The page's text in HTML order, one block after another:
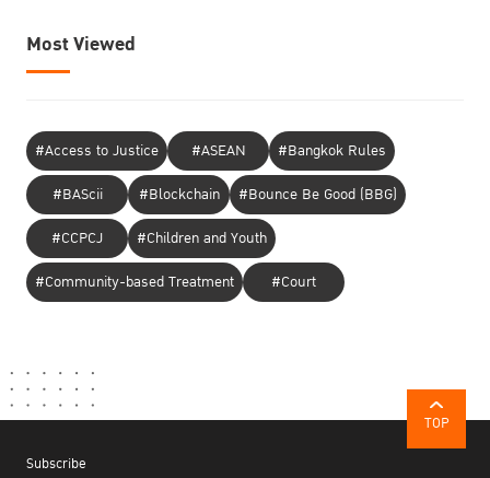
Most Viewed
#Access to Justice #ASEAN
#Bangkok Rules
#BAScii
#Blockchain
#Bounce Be Good (BBG)
#CCPCJ
#Children and Youth
#Community-based Treatment
#Court
TOP
Subscribe